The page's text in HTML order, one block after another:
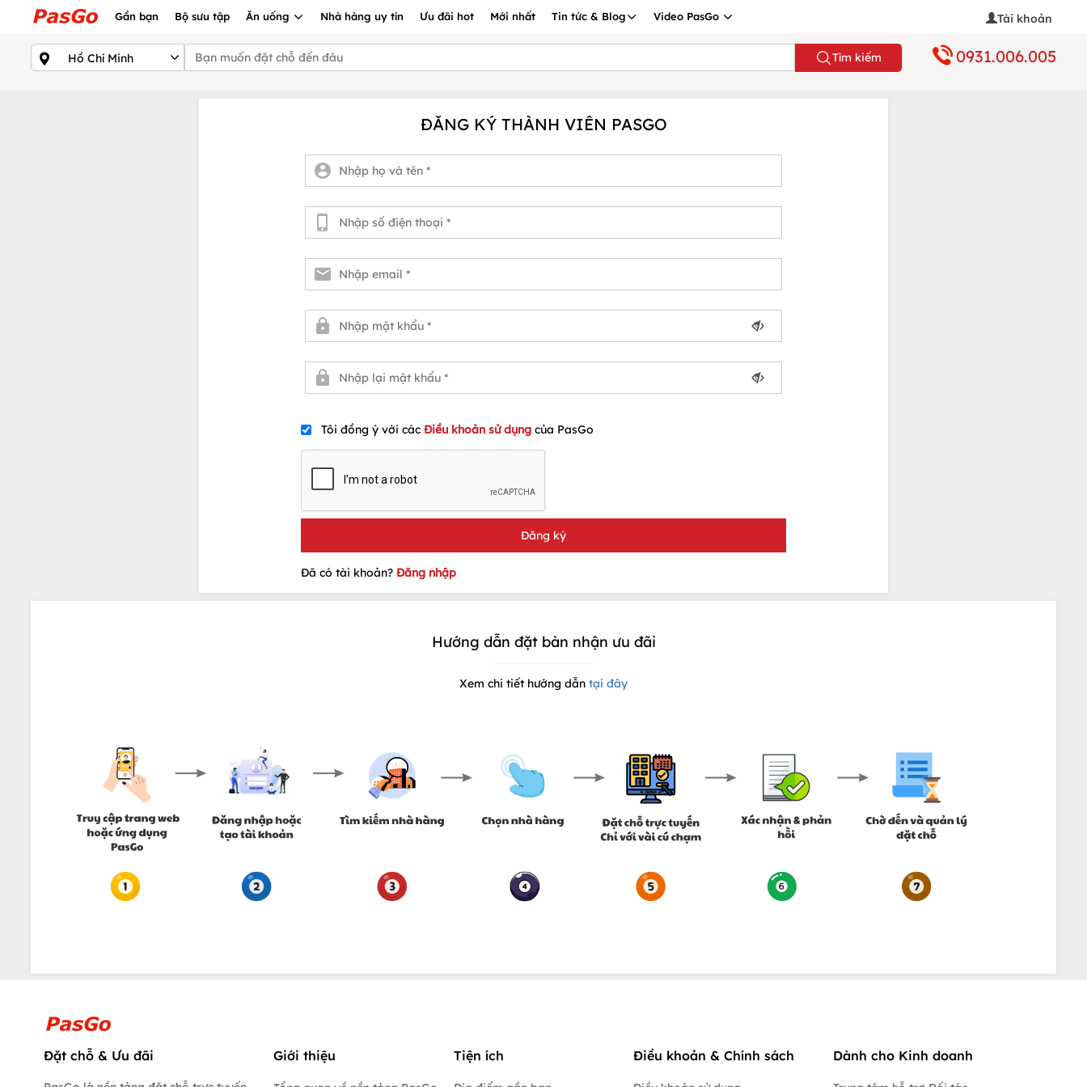
Gần bạn Bộ sưu tập Ăn uống Nhà hàng uy tín Ưu đãi hot Mới nhất Tin tức & Blog Video PasGo Tài khoản
Tìm kiếm 0931.006.005
ĐĂNG KÝ THÀNH VIÊN PASGO
Tôi đồng ý với các Điều khoản sử dụng của PasGo
Đã có tài khoản? Đăng nhập
Hướng dẫn đặt bàn nhận ưu đãi
Xem chi tiết hướng dẫn tại đây
Đặt chỗ & Ưu đãi Giới thiệu Tiện ích Điều khoản & Chính sách Dành cho Kinh doanh